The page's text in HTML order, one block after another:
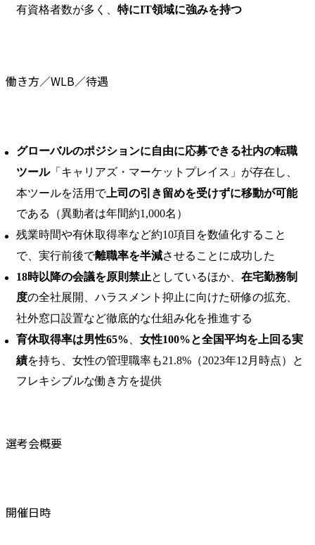
有資格者数が多く、 特にIT領域に強みを持つ
働き方／WLB／待遇
グローバルのポジションに自由に応募できる社内の転職
ツール「キャリアズ・マーケットプレイス」が存在し、
本ツールを活用で上司の引き留めを受けずに移動が可能
である（異動者は年間約1,000名）
残業時間や有休取得率など約10項目を数値化すること
で、実行前後で離職率を半減させることに成功した
18時以降の会議を原則禁止としているほか、 在宅勤務制
度の全社展開、ハラスメント抑止に向けた研修の拡充、
社外窓口設置など徹底的な仕組み化を推進する
育休取得率は男性65%
女性100%と全国平均を上回る実
績を持ち、女性の管理職率も21.8%（2023年12月時点）と
フレキシブルな働き方を提供
選考会概要
開催日時